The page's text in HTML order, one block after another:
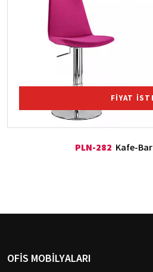
FİYAT
PLN-282 Kafe-
OFİS MOBİLYALARI